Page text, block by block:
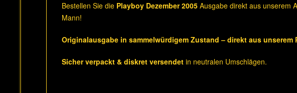
Bestellen Sie die Playboy Dezember 2005 Ausgabe direkt aus unserem
Mann!
Originalausgabe in sammelwürdigem Zustand – direkt aus unserem
Sicher verpackt & diskret versendet in neutralen Umschlägen.